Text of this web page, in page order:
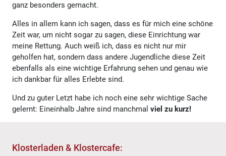
ganz besonders gemacht.
Alles in allem kann ich sagen, dass es für mich eine schöne
Zeit war, um nicht sogar zu sagen, diese Einrichtung war
meine Rettung. Auch weiß ich, dass es nicht nur mir
geholfen hat, sondern dass andere Jugendliche diese Zeit
ebenfalls als eine wichtige Erfahrung sehen und genau wie
ich dankbar für alles Erlebte sind.
Und zu guter Letzt habe ich noch eine sehr wichtige Sache
gelernt: Eineinhalb Jahre sind manchmal viel zu kurz!
Klosterladen & Klostercafe: